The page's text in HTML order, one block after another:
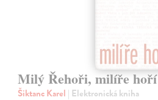
Milý Řehoři, milíře hoří
Šiktanc Karel | Elektronická kniha